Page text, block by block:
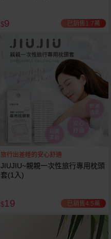
$9 已銷售1.7萬
旅行出差睡的安心舒適
JIUJIU~親親一次性旅行專用枕頭
套(1入)
$19 已銷售4.5萬